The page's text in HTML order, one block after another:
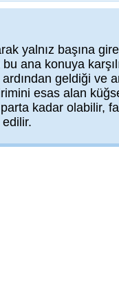
yalnız başına
ana konuya
geldiği ve
esas alan
kadar olabilir,